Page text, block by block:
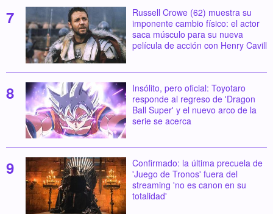
Russell Crowe (62) muestra su
imponente cambio físico: el actor
saca músculo para su nueva
película de acción con Henry Cavill
Insólito, pero oficial: Toyotaro
responde al regreso de 'Dragon
Ball Super' y el nuevo arco de la
serie se acerca
Confirmado: la última precuela de
'Juego de Tronos' fuera del
streaming 'no es canon en su
totalidad'